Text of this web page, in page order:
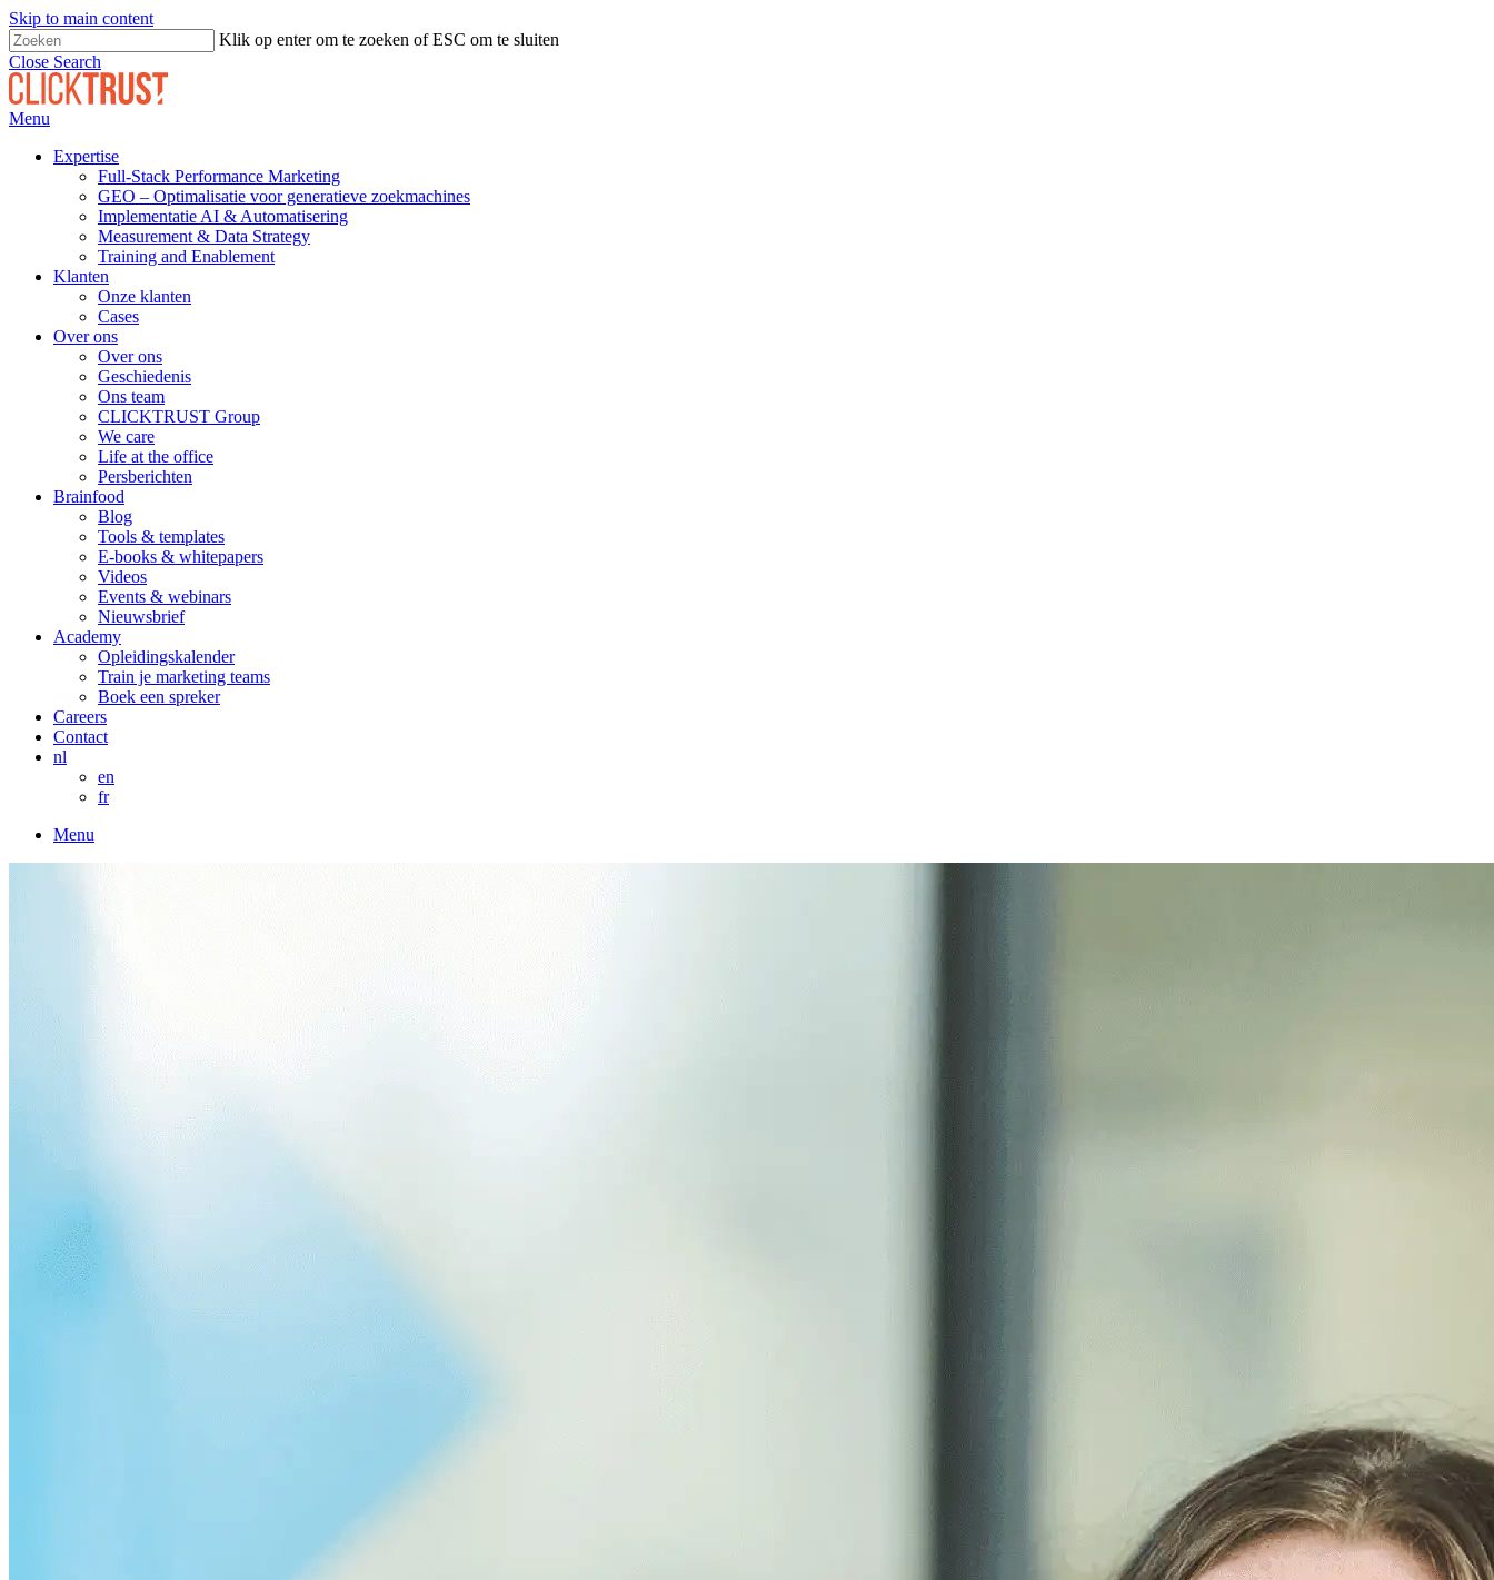
Skip to main content
Klik op enter om te zoeken of ESC om te sluiten
Close Search
Menu
Expertise
Full-Stack Performance Marketing
GEO – Optimalisatie voor generatieve zoekmachines
Implementatie AI & Automatisering
Measurement & Data Strategy
Training and Enablement
Klanten
Onze klanten
Cases
Over ons
Over ons
Geschiedenis
Ons team
CLICKTRUST Group
We care
Life at the office
Persberichten
Brainfood
Blog
Tools & templates
E-books & whitepapers
Videos
Events & webinars
Nieuwsbrief
Academy
Opleidingskalender
Train je marketing teams
Boek een spreker
Careers
Contact
nl
en
fr
Menu